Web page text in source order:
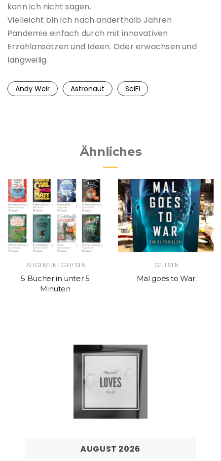
kann ich nicht sagen.
Vielleicht bin ich nach anderthalb Jahren
Pandemie einfach durch mit innovativen
Erzählansätzen und Ideen. Oder erwachsen und
langweilig.
Andy Weir Astronaut SciFi
Ähnliches
ALLGEMEIN | GELESEN
5 Bücher in unter 5
Minuten
GELESEN
Mal goes to War
AUGUST 2026